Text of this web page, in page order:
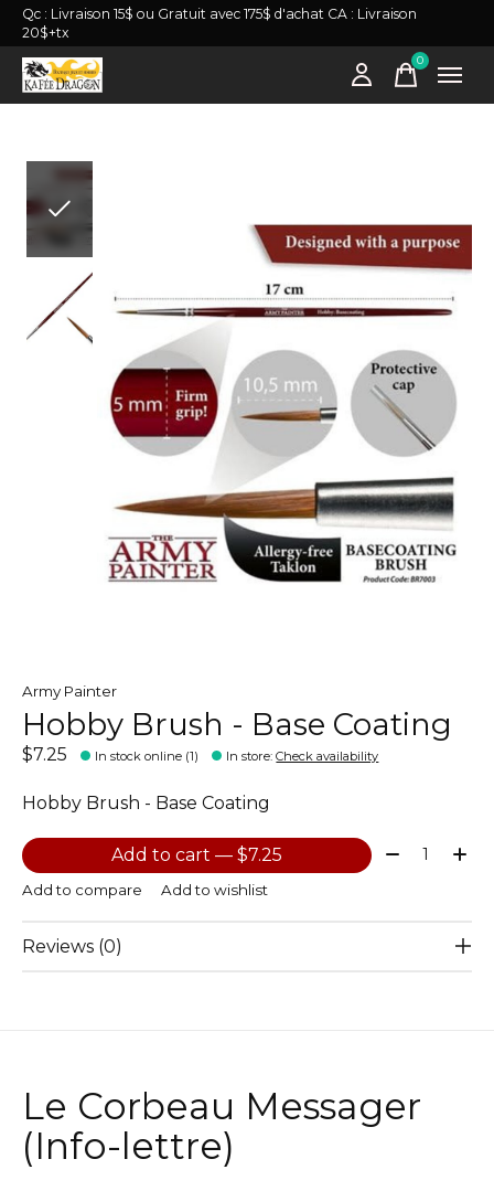
Qc : Livraison 15$ ou Gratuit avec 175$ d'achat CA : Livraison
20$+tx
0items
Army Painter
Hobby Brush - Base Coating
$7.25 In stock online (1) In store:Check availability
Hobby Brush - Base Coating
Add to cart — $7.25 Quantity:
Add to compare Add to wishlist
Reviews (0)
Le Corbeau Messager
(Info-lettre)